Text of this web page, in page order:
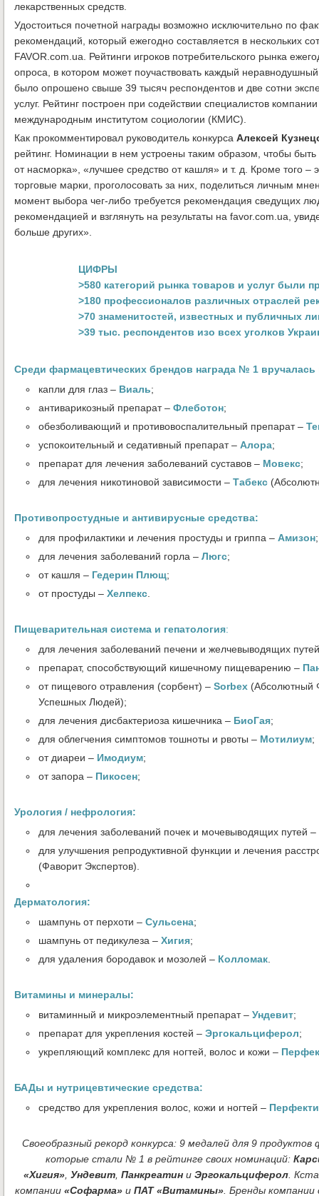
лекарственных средств.
Удостоиться почетной награды возможно исключительно по
рекомендаций, который ежегодно составляется в нескольких
FAVOR.com.ua. Рейтинги игроков потребительского рынка
опроса, в котором может поучаствовать каждый
было опрошено свыше 39 тысяч респондентов и две сотни
услуг. Рейтинг построен при содействии специалистов
международным институтом социологии (КМИС).
Как прокомментировал руководитель конкурса Алексей
рейтинг. Номинации в нем устроены таким образом, чтобы
от насморка», «лучшее средство от кашля» и т. д. Кроме того
торговые марки, проголосовать за них, поделиться личным
момент выбора чег-либо требуется рекомендация сведущих
рекомендацией и взглянуть на результаты на favor.com.ua,
больше других».
ЦИФРЫ
>580 категорий рынка товаров и услуг были
>180 профессионалов различных отраслей
>70 знаменитостей, известных и публичных
>39 тыс. респондентов изо всех уголков
Среди фармацевтических брендов награда № 1
капли для глаз – Виаль;
антиварикозный препарат – Флеботон;
обезболивающий и противовоспалительный препарат –
успокоительный и седативный препарат – Алора;
препарат для лечения заболеваний суставов – Мовекс;
для лечения никотиновой зависимости – Табекс
Противопростудные и антивирусные средства:
для профилактики и лечения простуды и гриппа – Амизон;
для лечения заболеваний горла – Люгс;
от кашля – Гедерин Плющ;
от простуды – Хелпекс.
Пищеварительная система и гепатология:
для лечения заболеваний печени и желчевыводящих
препарат, способствующий кишечному пищеварению –
от пищевого отравления (сорбент) – Sorbex (Абсолютный
Успешных Людей);
для лечения дисбактериоза кишечника – БиоГая;
для облегчения симптомов тошноты и рвоты – Мотилиум;
от диареи – Имодиум;
от запора – Пикосен;
Урология / нефрология:
для лечения заболеваний почек и мочевыводящих путей –
для улучшения репродуктивной функции и лечения
(Фаворит Экспертов).
Дерматология:
шампунь от перхоти – Сульсена;
шампунь от педикулеза – Хигия;
для удаления бородавок и мозолей – Колломак.
Витамины и минералы:
витаминный и микроэлементный препарат – Ундевит;
препарат для укрепления костей – Эргокальциферол;
укрепляющий комплекс для ногтей, волос и кожи –
БАДы и нутрицевтические средства:
средство для укрепления волос, кожи и ногтей –
Своеобразный рекорд конкурса: 9 медалей для 9
которые стали № 1 в рейтинге своих номинаций:
«Хигия», Ундевит, Панкреатин и Эргокальциферол.
компании «Софарма» и ПАТ «Витамины». Бренды